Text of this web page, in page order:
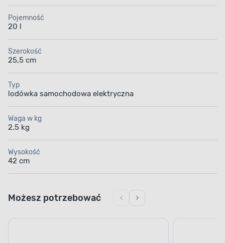
Pojemność
20 l
Szerokość
25,5 cm
Typ
lodówka samochodowa elektryczna
Waga w kg
2,5 kg
Wysokość
42 cm
Możesz potrzebować